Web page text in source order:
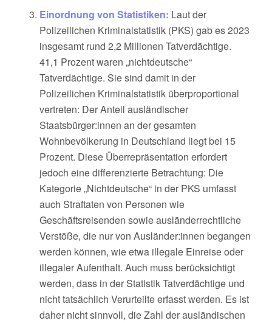
Einordnung von Statistiken: Laut der
Polizeilichen Kriminalstatistik (PKS) gab es 2023
insgesamt rund 2,2 Millionen Tatverdächtige.
41,1 Prozent waren „nichtdeutsche“
Tatverdächtige. Sie sind damit in der
Polizeilichen Kriminalstatistik überproportional
vertreten: Der Anteil ausländischer
Staatsbürger:innen an der gesamten
Wohnbevölkerung in Deutschland liegt bei 15
Prozent. Diese Überrepräsentation erfordert
jedoch eine differenzierte Betrachtung: Die
Kategorie „Nichtdeutsche“ in der PKS umfasst
auch Straftaten von Personen wie
Geschäftsreisenden sowie ausländerrechtliche
Verstöße, die nur von Ausländer:innen begangen
werden können, wie etwa illegale Einreise oder
illegaler Aufenthalt. Auch muss berücksichtigt
werden, dass in der Statistik Tatverdächtige und
nicht tatsächlich Verurteilte erfasst werden. Es ist
daher nicht sinnvoll, die Zahl der ausländischen